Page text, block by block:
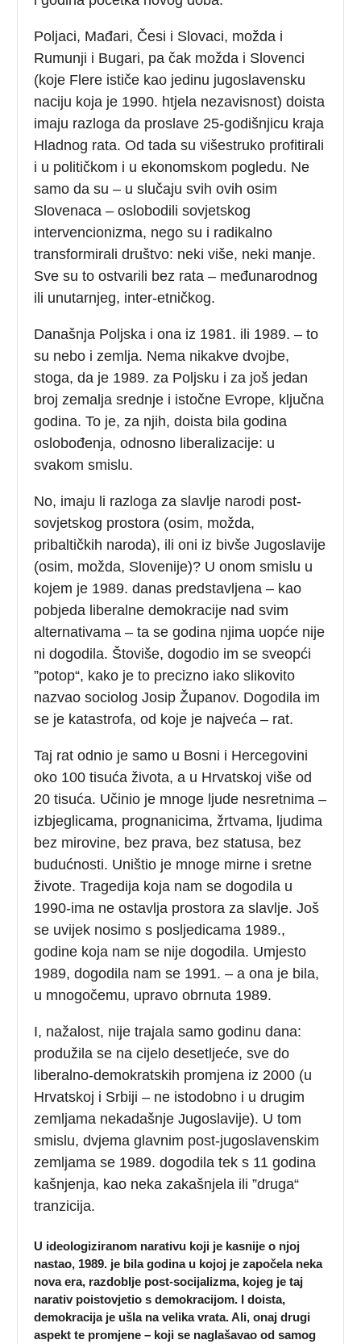
Poljaci, Mađari, Česi i Slovaci, možda i
Rumunji i Bugari, pa čak možda i Slovenci
(koje Flere ističe kao jedinu jugoslavensku
naciju koja je 1990. htjela nezavisnost) doista
imaju razloga da proslave 25-godišnjicu kraja
Hladnog rata. Od tada su višestruko profitirali
i u političkom i u ekonomskom pogledu. Ne
samo da su – u slučaju svih ovih osim
Slovenaca – oslobodili sovjetskog
intervencionizma, nego su i radikalno
transformirali društvo: neki više, neki manje.
Sve su to ostvarili bez rata – međunarodnog
ili unutarnjeg, inter-etničkog.
Današnja Poljska i ona iz 1981. ili 1989. – to
su nebo i zemlja. Nema nikakve dvojbe,
stoga, da je 1989. za Poljsku i za još jedan
broj zemalja srednje i istočne Evrope, ključna
godina. To je, za njih, doista bila godina
oslobođenja, odnosno liberalizacije: u
svakom smislu.
No, imaju li razloga za slavlje narodi post-
sovjetskog prostora (osim, možda,
pribaltičkih naroda), ili oni iz bivše Jugoslavije
(osim, možda, Slovenije)? U onom smislu u
kojem je 1989. danas predstavljena – kao
pobjeda liberalne demokracije nad svim
alternativama – ta se godina njima uopće nije
ni dogodila. Štoviše, dogodio im se sveopći
”potop“, kako je to precizno iako slikovito
nazvao sociolog Josip Županov. Dogodila im
se je katastrofa, od koje je najveća – rat.
Taj rat odnio je samo u Bosni i Hercegovini
oko 100 tisuća života, a u Hrvatskoj više od
20 tisuća. Učinio je mnoge ljude nesretnima –
izbjeglicama, prognanicima, žrtvama, ljudima
bez mirovine, bez prava, bez statusa, bez
budućnosti. Uništio je mnoge mirne i sretne
živote. Tragedija koja nam se dogodila u
1990-ima ne ostavlja prostora za slavlje. Još
se uvijek nosimo s posljedicama 1989.,
godine koja nam se nije dogodila. Umjesto
1989, dogodila nam se 1991. – a ona je bila,
u mnogočemu, upravo obrnuta 1989.
I, nažalost, nije trajala samo godinu dana:
produžila se na cijelo desetljeće, sve do
liberalno-demokratskih promjena iz 2000 (u
Hrvatskoj i Srbiji – ne istodobno i u drugim
zemljama nekadašnje Jugoslavije). U tom
smislu, dvjema glavnim post-jugoslavenskim
zemljama se 1989. dogodila tek s 11 godina
kašnjenja, kao neka zakašnjela ili ”druga“
tranzicija.
U ideologiziranom narativu koji je kasnije o njoj
nastao, 1989. je bila godina u kojoj je započela neka
nova era, razdoblje post-socijalizma, kojeg je taj
narativ poistovjetio s demokracijom. I doista,
demokracija je ušla na velika vrata. Ali, onaj drugi
aspekt te promjene – koji se naglašavao od samog